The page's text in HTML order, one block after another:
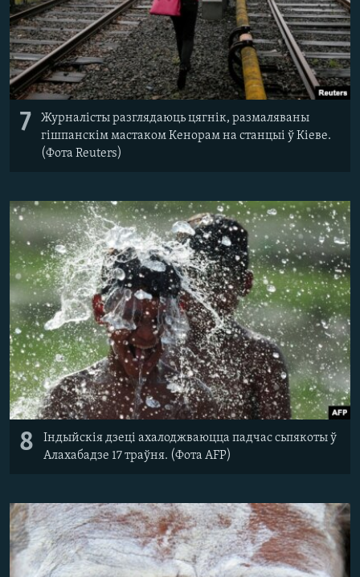
7
Журналісты разглядаюць цягнік, размаляваны
гішпанскім мастаком Кенорам на станцыі ў Кіеве.
(Фота Reuters)
8
Індыйскія дзеці ахалоджваюцца падчас сьпякоты ў
Алахабадзе 17 траўня. (Фота AFP)